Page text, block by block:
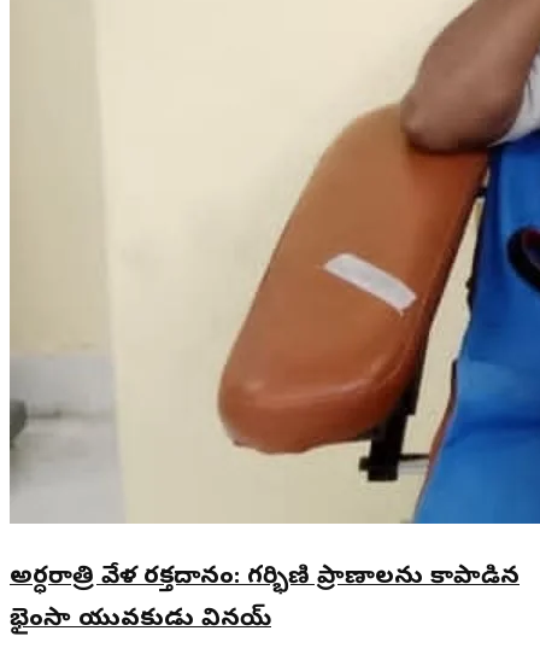
అర్ధరాత్రి వేళ రక్తదానం: గర్భిణి ప్రాణాలను కాపాడిన
భైంసా యువకుడు వినయ్